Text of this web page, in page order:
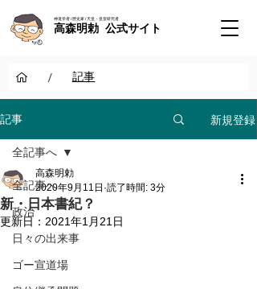
神道学者 / 歴史家 / 天皇・皇室研究者
高森明勅 公式サイト
/ 記事
記事 新規登録
全記事へ
政治
日々の出来事
ゴー宣道場
全記事へ
新・日本書紀？
高森明勅
2020年9月11日 読了時間: 3分
更新日： 2021年1月21日